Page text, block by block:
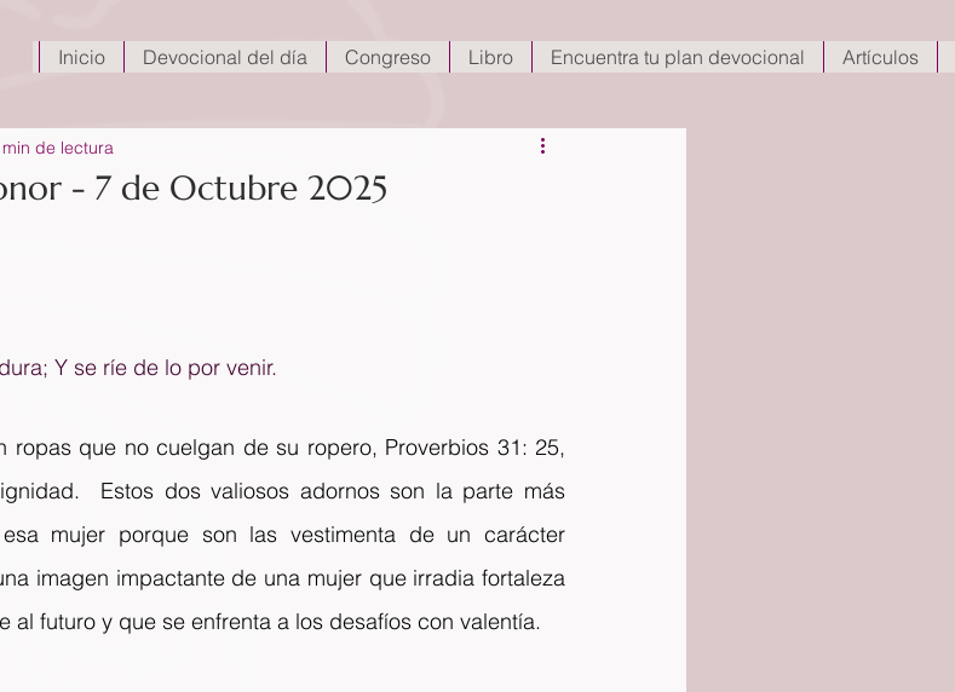
Inicio Devocional del día Congreso Libro Encuentra tu plan devocional Artículos
- 7 de Octubre 2025
min de lectura
Y se ríe de lo por venir.
ropas que no cuelgan de su ropero, Proverbios 31: 25,
Estos dos valiosos adornos son la parte más
mujer porque son las vestimenta de un carácter
imagen impactante de una mujer que irradia fortaleza
al futuro y que se enfrenta a los desafíos con valentía.